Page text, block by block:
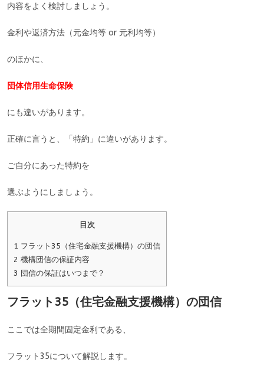
内容をよく検討しましょう。
金利や返済方法（元金均等 or 元利均等）
のほかに、
団体信用生命保険
にも違いがあります。
正確に言うと、「特約」に違いがあります。
ご自分にあった特約を
選ぶようにしましょう。
目次
1 フラット35（住宅金融支援機構）の団信
2 機構団信の保証内容
3 団信の保証はいつまで？
フラット35（住宅金融支援機構）の団信
ここでは全期間固定金利である、
フラット35について解説します。